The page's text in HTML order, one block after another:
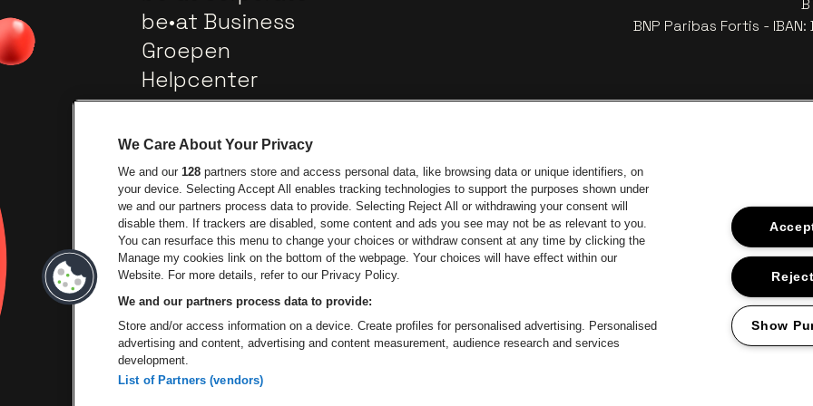
be•at Business
Groepen
Helpcenter
Contact
BNP Paribas Fortis -
Ga naar de website van Lotto
Ga naar de website van Stad AntwerpGa naar de website van Europcar
Ga naar de website van Ga
Ga naar de website van Het logo van AperolGa naar de website van Champagne Pommery
Ga naar de website van Het logo van
Ga naar de
We Care About Your Privacy
We and our 128 partners store and access personal data, like browsing data or unique identifiers, on
your device. Selecting Accept All enables tracking technologies to support the purposes shown under
we and our partners process data to provide. Selecting Reject All or withdrawing your consent will
disable them. If trackers are disabled, some content and ads you see may not be as relevant to you.
You can resurface this menu to change your choices or withdraw consent at any time by clicking the
Manage my cookies link on the bottom of the webpage. Your choices will have effect within our
Website. For more details, refer to our Privacy Policy.
We and our partners process data to provide:
Store and/or access information on a device. Create profiles for personalised advertising. Personalised
advertising and content, advertising and content measurement, audience research and services
development.
List of Partners (vendors)
Show